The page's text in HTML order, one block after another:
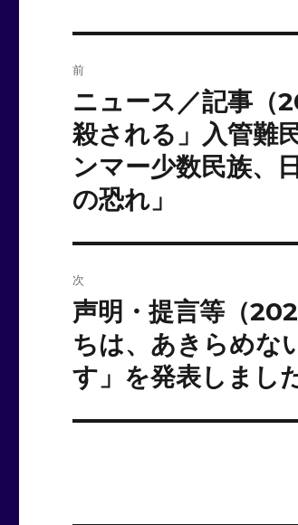
稿
ナ
ビ
ゲ
ー
シ
ョ
ン
前
前
の
投
稿:
ニュース／記事（
殺される」入管難
ンマー少数民族、
の恐れ」
次
次
の
投
稿:
声明・提言等（
ちは、あきらめな
す」を発表しまし